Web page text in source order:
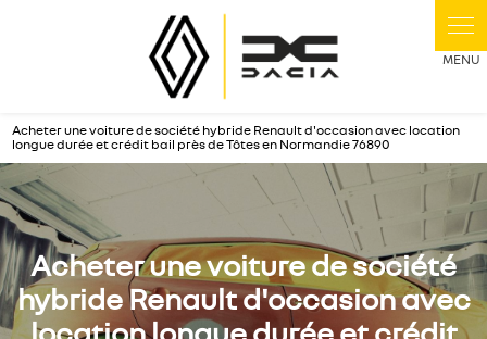
Acheter une voiture de société hybride Renault d'occasion avec location
longue durée et crédit bail près de Tôtes en Normandie 76890
Acheter une voiture de société
hybride Renault d'occasion avec
Panneau de gestion des cookies